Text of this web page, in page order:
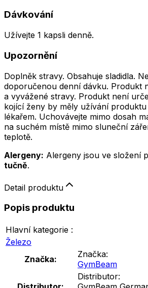
Dávkování
Užívejte 1 kapsli denně.
Upozornění
Doplněk stravy. Obsahuje sladidla.
doporučenou denní dávku. Produkt
a vyvážené stravy. Produkt není
kojící ženy by měly užívání
lékařem. Uchovávejte mimo dosah
na suchém místě mimo sluneční
teplotě.
Alergeny: Alergeny jsou ve složení
tučně.
Detail produktu
Popis produktu
Hlavní kategorie :
Železo
Značka:
Značka:
GymBeam
Distributor: